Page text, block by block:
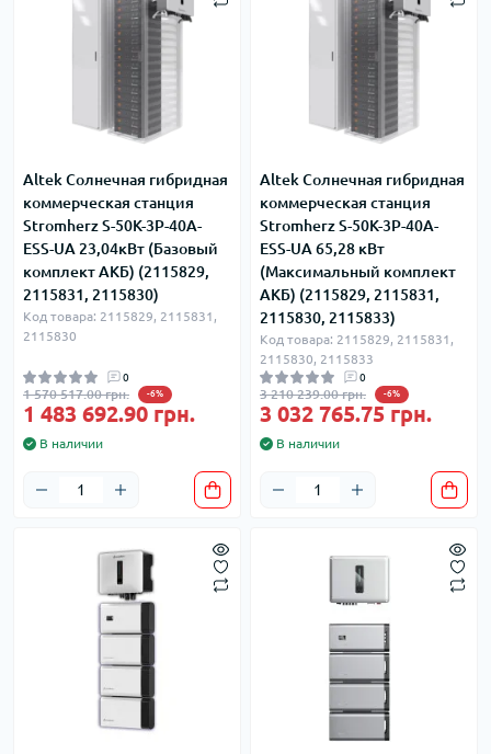
Altek Солнечная гибридная
коммерческая станция
Stromherz S-50K-3Р-40А-
ESS-UA 23,04кВт (Базовый
комплект АКБ) (2115829,
2115831, 2115830)
Код товара: 2115829, 2115831,
2115830
0
1 570 517.00 грн. -6%
1 483 692.90 грн.
В наличии
Altek Солнечная гибридная
коммерческая станция
Stromherz S-50K-3Р-40А-
ESS-UA 65,28 кВт
(Максимальный комплект
АКБ) (2115829, 2115831,
2115830, 2115833)
Код товара: 2115829, 2115831,
2115830, 2115833
0
3 210 239.00 грн. -6%
3 032 765.75 грн.
В наличии